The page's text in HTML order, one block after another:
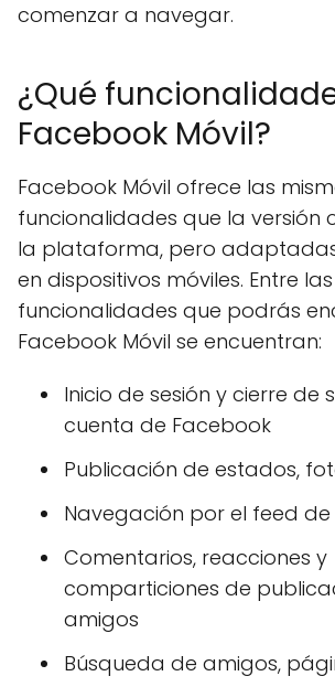
comenzar a navegar.
¿Qué
Facebook Móvil?
Facebook Móvil ofrece las
funcionalidades que la versión
la plataforma, pero
en dispositivos móviles. Entre las
funcionalidades que podrás
Facebook Móvil se encuentran:
Inicio de sesión y cierre de
cuenta de Facebook
Publicación de estados,
Navegación por el feed de
Comentarios, reacciones y
comparticiones de
amigos
Búsqueda de amigos,